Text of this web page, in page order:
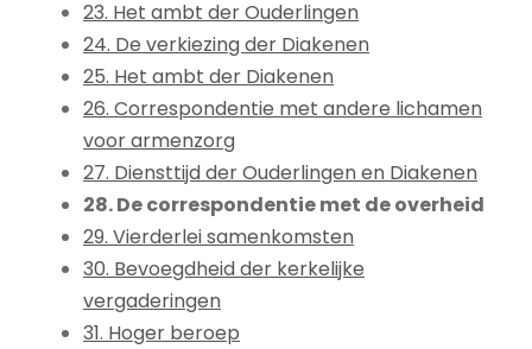
23. Het ambt der Ouderlingen
24. De verkiezing der Diakenen
25. Het ambt der Diakenen
26. Correspondentie met andere lichamen
voor armenzorg
27. Diensttijd der Ouderlingen en Diakenen
28. De correspondentie met de overheid
29. Vierderlei samenkomsten
30. Bevoegdheid der kerkelijke
vergaderingen
31. Hoger beroep